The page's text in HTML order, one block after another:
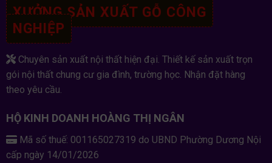
XƯỞNG SẢN XUẤT GỖ CÔNG
NGHIỆP
Chuyên sản xuất nội thất hiện đại. Thiết kế sản xuất trọn
gói nội thất chung cư gia đình, trường học. Nhận đặt hàng
theo yêu cầu.
HỘ KINH DOANH HOÀNG THỊ NGÂN
Mã số thuế: 001165027319 do UBND Phường Dương Nội
cấp ngày 14/01/2026